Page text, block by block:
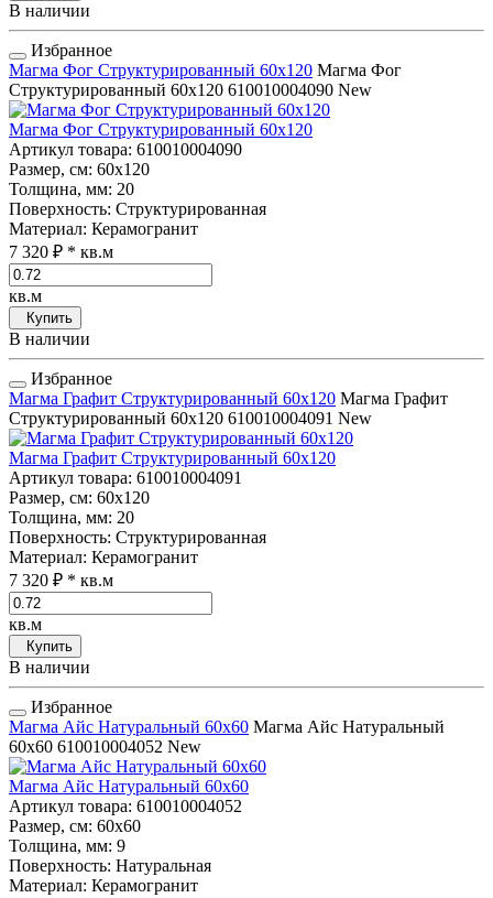
В наличии
Избранное
Магма Фог Структурированный 60x120 Магма Фог
Структурированный 60x120 610010004090 New
Магма Фог Структурированный 60x120
Артикул товара: 610010004090
Размер, см: 60x120
Толщина, мм: 20
Поверхность: Структурированная
Материал: Керамогранит
7 320 ₽ * кв.м
кв.м
Купить
В наличии
Избранное
Магма Графит Структурированный 60x120 Магма Графит
Структурированный 60x120 610010004091 New
Магма Графит Структурированный 60x120
Артикул товара: 610010004091
Размер, см: 60x120
Толщина, мм: 20
Поверхность: Структурированная
Материал: Керамогранит
7 320 ₽ * кв.м
кв.м
Купить
В наличии
Избранное
Магма Айс Натуральный 60x60 Магма Айс Натуральный
60x60 610010004052 New
Магма Айс Натуральный 60x60
Артикул товара: 610010004052
Размер, см: 60x60
Толщина, мм: 9
Поверхность: Натуральная
Материал: Керамогранит